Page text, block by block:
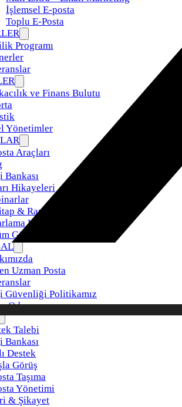
İşlemsel E-posta
Toplu E-Posta
Programı
ve Finans Bulutu
Yönetimler
Araçları
Bankası
Hikayeleri
& Raporlar
Kiti
Güncellemeleri
Uzman Posta
Güvenliği Politikamız
Odası
Talebi
Bankası
Destek
Görüş
Taşıma
Yönetimi
& Şikayet